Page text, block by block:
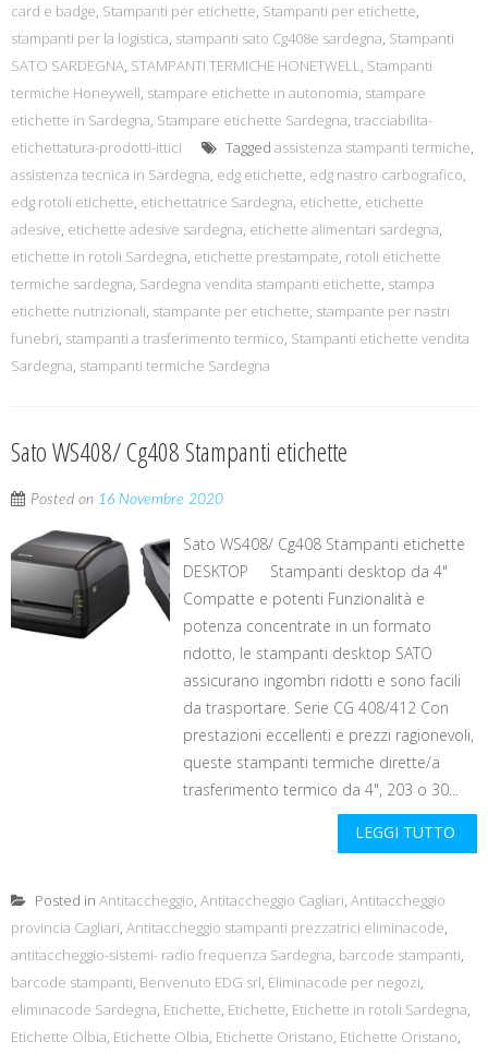
card e badge, Stampanti per etichette, Stampanti per etichette,
stampanti per la logistica, stampanti sato Cg408e sardegna, Stampanti
SATO SARDEGNA, STAMPANTI TERMICHE HONETWELL, Stampanti
termiche Honeywell, stampare etichette in autonomia, stampare
etichette in Sardegna, Stampare etichette Sardegna, tracciabilita-
etichettatura-prodotti-ittici
Tagged assistenza stampanti termiche,
assistenza tecnica in Sardegna, edg etichette, edg nastro carbografico,
edg rotoli etichette, etichettatrice Sardegna, etichette, etichette
adesive, etichette adesive sardegna, etichette alimentari sardegna,
etichette in rotoli Sardegna, etichette prestampate, rotoli etichette
termiche sardegna, Sardegna vendita stampanti etichette, stampa
etichette nutrizionali, stampante per etichette, stampante per nastri
funebri, stampanti a trasferimento termico, Stampanti etichette vendita
Sardegna, stampanti termiche Sardegna
Sato WS408/ Cg408 Stampanti etichette
Posted on 16 Novembre 2020
Sato WS408/ Cg408 Stampanti etichette
DESKTOP Stampanti desktop da 4"
Compatte e potenti Funzionalità e
potenza concentrate in un formato
ridotto, le stampanti desktop SATO
assicurano ingombri ridotti e sono facili
da trasportare. Serie CG 408/412 Con
prestazioni eccellenti e prezzi ragionevoli,
queste stampanti termiche dirette/a
trasferimento termico da 4", 203 o 30...
LEGGI TUTTO
Posted in Antitaccheggio, Antitaccheggio Cagliari, Antitaccheggio
provincia Cagliari, Antitaccheggio stampanti prezzatrici eliminacode,
antitaccheggio-sistemi- radio frequenza Sardegna, barcode stampanti,
barcode stampanti, Benvenuto EDG srl, Eliminacode per negozi,
eliminacode Sardegna, Etichette, Etichette, Etichette in rotoli Sardegna,
Etichette Olbia, Etichette Olbia, Etichette Oristano, Etichette Oristano,